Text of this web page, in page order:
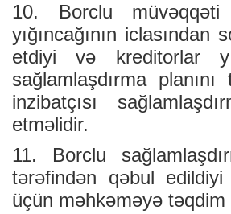
10. Borclu müvəqqəti
yığıncağının
etdiyi və kreditorlar
sağlamlaşdırma
inzibatçısı
etməlidir.
11. Borclu
tərəfindən qəbul
üçün məhkəməyə təqdim